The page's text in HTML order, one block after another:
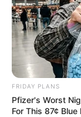
FRIDAY PLANS
Pfizer's Worst
For This 87¢ Blue